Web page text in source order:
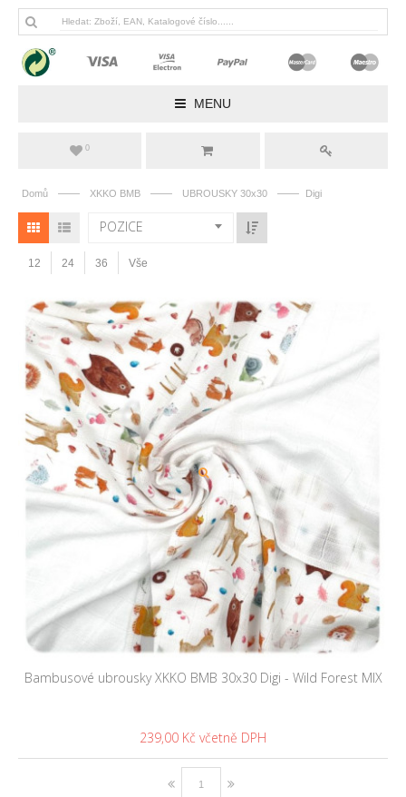
MENU
0
Domů —— XKKO BMB —— UBROUSKY 30x30 —— Digi
POZICE
12 24 36 Vše
Bambusové ubrousky XKKO BMB 30x30 Digi - Wild Forest MIX
239,00 Kč